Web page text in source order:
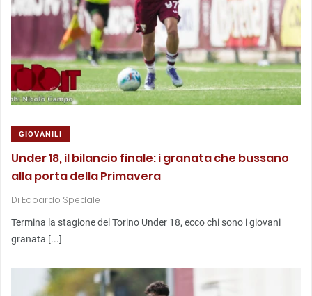
GIOVANILI
Under 18, il bilancio finale: i granata che bussano
alla porta della Primavera
Di Edoardo Spedale
Termina la stagione del Torino Under 18, ecco chi sono i giovani
granata [...]